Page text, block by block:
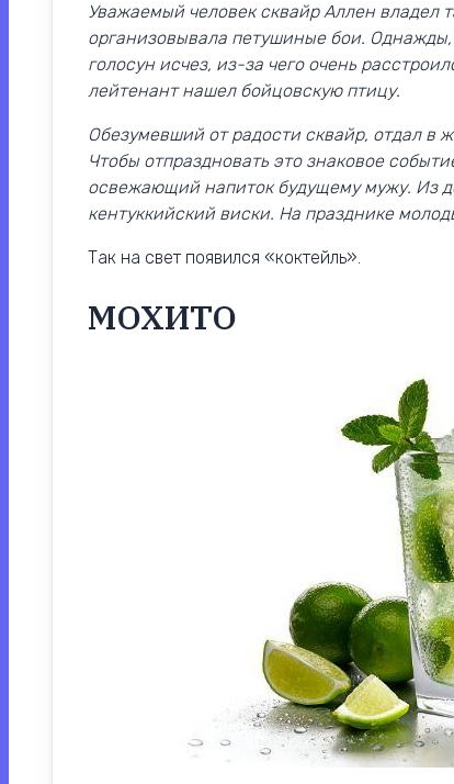
Уважаемый человек сквайр Аллен владел
организовывала петушиные бои.
голосун исчез, из-за чего очень
лейтенант нашел бойцовскую птицу.
Обезумевший от радости сквайр, отдал в
Чтобы отпраздновать это знаковое
освежающий напиток будущему мужу. Из
кентуккийский виски. На празднике
Так на свет появился «коктейль».
МОХИТО